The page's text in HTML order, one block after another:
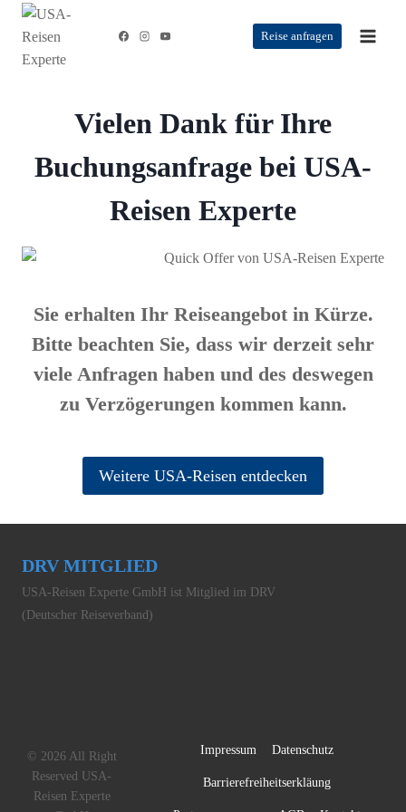
Zum
Inhalt
springen
Reise anfragen
Vielen Dank für Ihre
Buchungsanfrage bei USA-
Reisen Experte
Sie erhalten Ihr Reiseangebot in Kürze.
Bitte beachten Sie, dass wir derzeit sehr
viele Anfragen haben und des deswegen
zu Verzögerungen kommen kann.
Weitere USA-Reisen entdecken
DRV MITGLIED
USA-Reisen Experte GmbH ist Mitglied im DRV
(Deutscher Reiseverband)
© 2026 All Right
Reserved USA-
Reisen Experte
Impressum Datenschutz
Barrierefreiheitserkläung